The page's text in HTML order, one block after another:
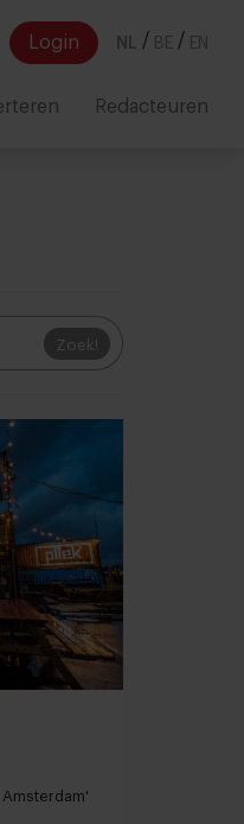
Login NL / BE / EN
Redacteuren
Zoek!